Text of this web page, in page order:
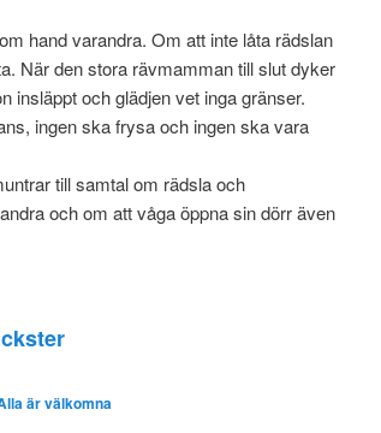
hand varandra. Om att inte låta rädslan
När den stora rävmamman till slut dyker
insläppt och glädjen vet inga gränser.
ingen ska frysa och ingen ska vara
till samtal om rädsla och
och om att våga öppna sin dörr även
är välkomna